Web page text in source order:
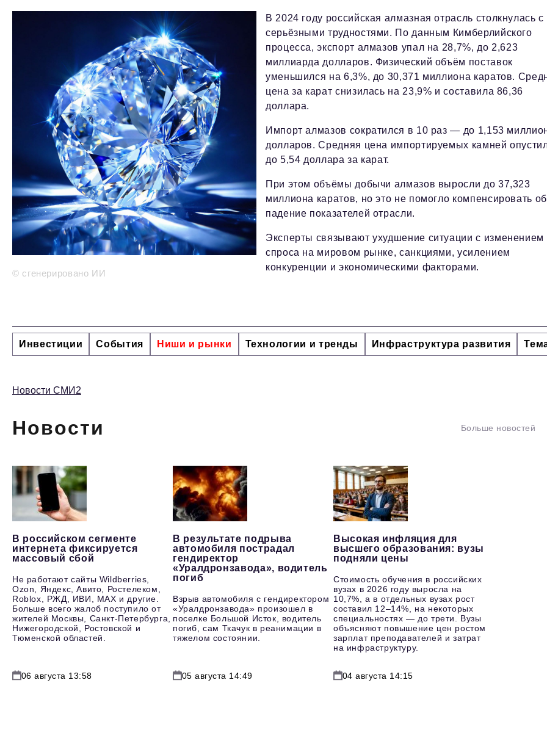
© сгенерировано ИИ
В 2024 году российская алмазная отрасль столкнулась с
серьёзными трудностями. По данным Кимберлийского
процесса, экспорт алмазов упал на 28,7%, до 2,623
миллиарда долларов. Физический объём поставок
уменьшился на 6,3%, до 30,371 миллиона каратов.
цена за карат снизилась на 23,9% и составила 86,36
доллара.
Импорт алмазов сократился в 10 раз — до 1,153
долларов. Средняя цена импортируемых камней
до 5,54 доллара за карат.
При этом объёмы добычи алмазов выросли до 37,323
миллиона каратов, но это не помогло компенсировать
падение показателей отрасли.
Эксперты связывают ухудшение ситуации с изменением
спроса на мировом рынке, санкциями, усилением
конкуренции и экономическими факторами.
Инвестиции События Ниши и рынки Технологии и тренды Инфраструктура развития
Новости СМИ2
Новости Больше новостей
В российском сегменте
интернета фиксируется
массовый сбой
Не работают сайты Wildberries,
Ozon, Яндекс, Авито, Ростелеком,
Roblox, РЖД, ИВИ, MAX и другие.
Больше всего жалоб поступило от
жителей Москвы, Санкт-Петербурга,
Нижегородской, Ростовской и
Тюменской областей.
06 августа 13:58
В результате подрыва
автомобиля пострадал
гендиректор
«Уралдронзавода», водитель
погиб
Взрыв автомобиля с гендиректором
«Уралдронзавода» произошел в
поселке Большой Исток, водитель
погиб, сам Ткачук в реанимации в
тяжелом состоянии.
05 августа 14:49
Высокая инфляция для
высшего образования: вузы
подняли цены
Стоимость обучения в российских
вузах в 2026 году выросла на
10,7%, а в отдельных вузах рост
составил 12–14%, на некоторых
специальностях — до трети. Вузы
объясняют повышение цен ростом
зарплат преподавателей и затрат
на инфраструктуру.
04 августа 14:15